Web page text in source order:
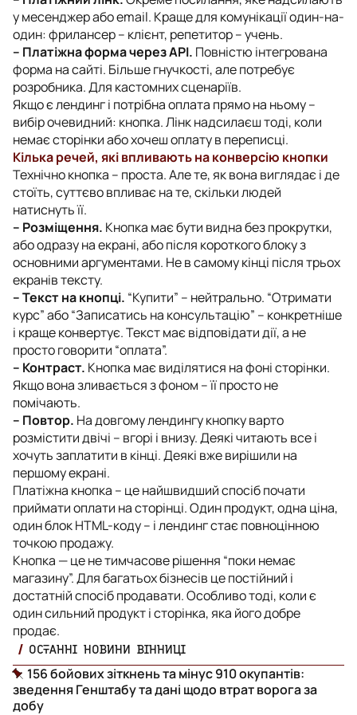
у месенджер або email. Краще для комунікації один-на-
один: фрилансер – клієнт, репетитор – учень.
– Платіжна форма через API. Повністю інтегрована
форма на сайті. Більше гнучкості, але потребує
розробника. Для кастомних сценаріїв.
Якщо є лендинг і потрібна оплата прямо на ньому –
вибір очевидний: кнопка. Лінк надсилаєш тоді, коли
немає сторінки або хочеш оплату в переписці.
Кілька речей, які впливають на конверсію кнопки
Технічно кнопка – проста. Але те, як вона виглядає і де
стоїть, суттєво впливає на те, скільки людей
натиснуть її.
– Розміщення. Кнопка має бути видна без прокрутки,
або одразу на екрані, або після короткого блоку з
основними аргументами. Не в самому кінці після трьох
екранів тексту.
– Текст на кнопці. “Купити” – нейтрально. “Отримати
курс” або “Записатись на консультацію” – конкретніше
і краще конвертує. Текст має відповідати дії, а не
просто говорити “оплата”.
– Контраст. Кнопка має виділятися на фоні сторінки.
Якщо вона зливається з фоном – її просто не
помічають.
– Повтор. На довгому лендингу кнопку варто
розмістити двічі – вгорі і внизу. Деякі читають все і
хочуть заплатити в кінці. Деякі вже вирішили на
першому екрані.
Платіжна кнопка – це найшвидший спосіб почати
приймати оплати на сторінці. Один продукт, одна ціна,
один блок HTML-коду – і лендинг стає повноцінною
точкою продажу.
Кнопка — це не тимчасове рішення “поки немає
магазину”. Для багатьох бізнесів це постійний і
достатній спосіб продавати. Особливо тоді, коли є
один сильний продукт і сторінка, яка його добре
продає.
ОСТАННІ НОВИНИ ВІННИЦІ
156 бойових зіткнень та мінус 910 окупантів:
зведення Генштабу та дані щодо втрат ворога за
добу